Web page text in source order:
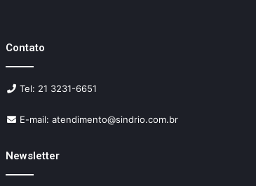
Contato
Tel: 21 3231-6651
E-mail: atendimento@sindrio.com.br
Newsletter